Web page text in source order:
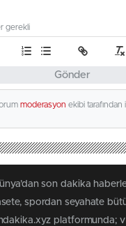
Gönder
gerekli
moderasyon ekibi
son dakika
spordan seyahate
platformunda;